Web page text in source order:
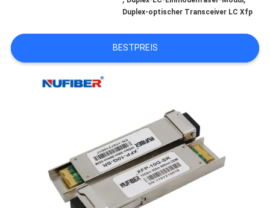
FORDERN
SITEMAP
DATENSCHUTZRICHTLINIE
Duplex-optischer Transceiver LC Xfp
BESTPREIS